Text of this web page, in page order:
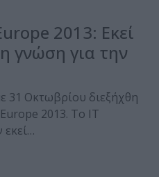
2013: Εκεί
γνώση για την
31 Οκτωβρίου διεξήχθη
2013. Το ΙΤ